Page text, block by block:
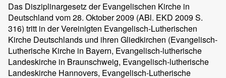
Das Disziplinargesetz der Evangelischen Kirche in
Deutschland vom 28. Oktober 2009 (ABl. EKD 2009 S.
316) tritt in der Vereinigten Evangelisch-Lutherischen
Kirche Deutschlands und ihren Gliedkirchen (Evangelisch-
Lutherische Kirche in Bayern, Evangelisch-lutherische
Landeskirche in Braunschweig, Evangelisch-lutherische
Landeskirche Hannovers, Evangelisch-Lutherische